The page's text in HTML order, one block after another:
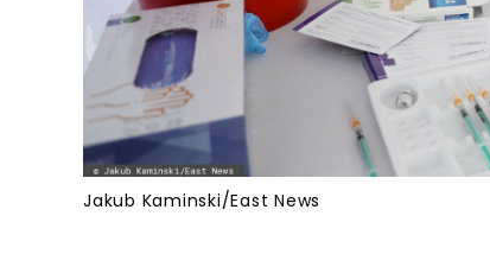
Jakub Kaminski/East News